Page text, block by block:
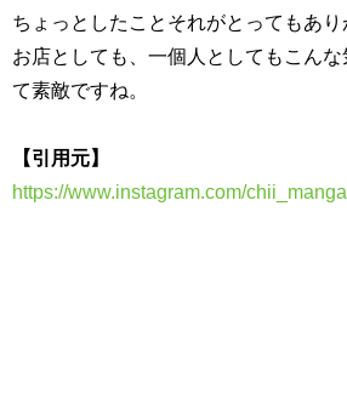
ちょっとしたことそれがとってもあり
お店としても、一個人としてもこん
て素敵ですね。
【引用元】
https://www.instagram.com/